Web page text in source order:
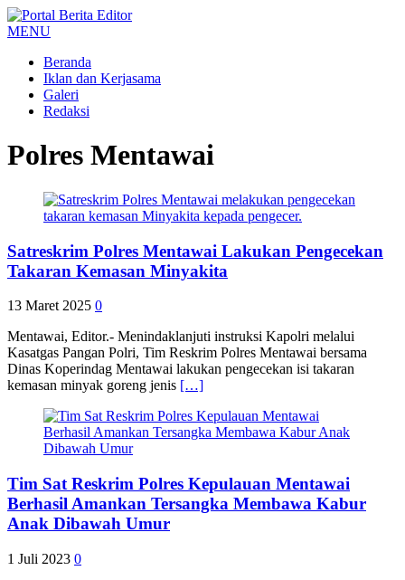
MENU
Beranda
Iklan dan Kerjasama
Galeri
Redaksi
Polres Mentawai
Satreskrim Polres Mentawai Lakukan Pengecekan
Takaran Kemasan Minyakita
13 Maret 2025 0
Mentawai, Editor.- Menindaklanjuti instruksi Kapolri melalui
Kasatgas Pangan Polri, Tim Reskrim Polres Mentawai bersama
Dinas Koperindag Mentawai lakukan pengecekan isi takaran
kemasan minyak goreng jenis […]
Tim Sat Reskrim Polres Kepulauan Mentawai
Berhasil Amankan Tersangka Membawa Kabur
Anak Dibawah Umur
1 Juli 2023 0